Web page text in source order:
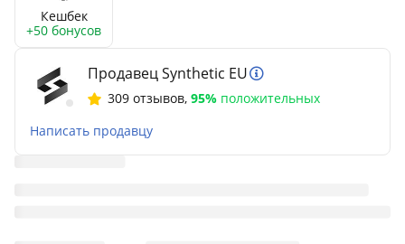
Кешбек
+50 бонусов
Продавец Synthetic EU
309 отзывов, 95% положительных
Написать продавцу